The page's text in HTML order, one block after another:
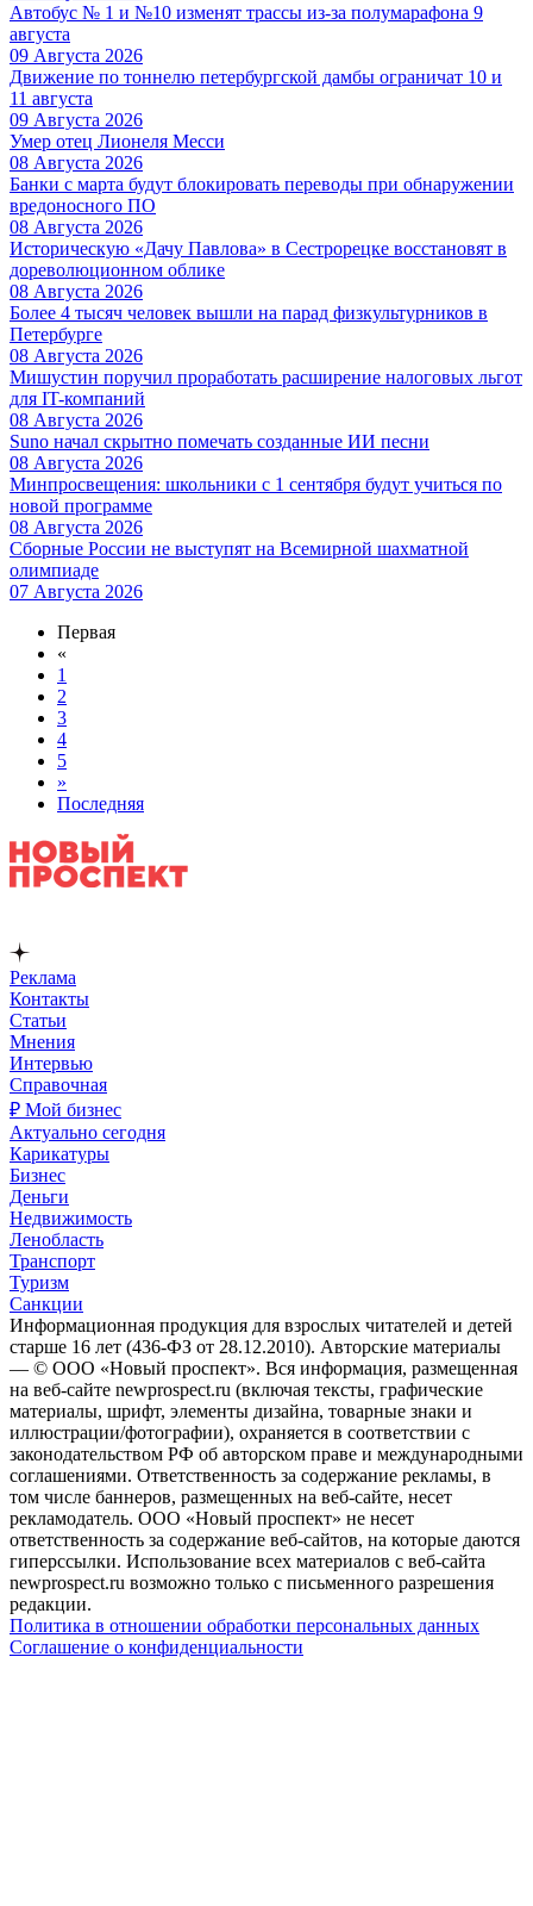
Автобус № 1 и №10 изменят трассы из-за полумарафона 9
августа
09 Августа 2026
Движение по тоннелю петербургской дамбы ограничат 10 и
11 августа
09 Августа 2026
Умер отец Лионеля Месси
08 Августа 2026
Банки с марта будут блокировать переводы при обнаружении
вредоносного ПО
08 Августа 2026
Историческую «Дачу Павлова» в Сестрорецке восстановят в
дореволюционном облике
08 Августа 2026
Более 4 тысяч человек вышли на парад физкультурников в
Петербурге
08 Августа 2026
Мишустин поручил проработать расширение налоговых льгот
для IT-компаний
08 Августа 2026
Suno начал скрытно помечать созданные ИИ песни
08 Августа 2026
Минпросвещения: школьники с 1 сентября будут учиться по
новой программе
08 Августа 2026
Сборные России не выступят на Всемирной шахматной
олимпиаде
07 Августа 2026
Первая
«
1
2
3
4
5
»
Последняя
Реклама
Контакты
Статьи
Мнения
Интервью
Справочная
₽ Мой бизнес
Актуально сегодня
Карикатуры
Бизнес
Деньги
Недвижимость
Ленобласть
Транспорт
Туризм
Санкции
Информационная продукция для взрослых читателей и детей
старше 16 лет (436-ФЗ от 28.12.2010). Авторские материалы
— © ООО «Новый проспект». Вся информация, размещенная
на веб-сайте newprospect.ru (включая тексты, графические
материалы, шрифт, элементы дизайна, товарные знаки и
иллюстрации/фотографии), охраняется в соответствии с
законодательством РФ об авторском праве и международными
соглашениями. Ответственность за содержание рекламы, в
том числе баннеров, размещенных на веб-сайте, несет
рекламодатель. ООО «Новый проспект» не несет
ответственность за содержание веб-сайтов, на которые даются
гиперссылки. Использование всех материалов с веб-сайта
newprospect.ru возможно только с письменного разрешения
редакции.
Политика в отношении обработки персональных данных
Соглашение о конфиденциальности